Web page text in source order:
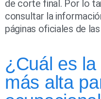
de corte final. Por lo
consultar la
páginas oficiales de
¿Cuál es
más alta